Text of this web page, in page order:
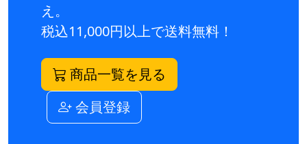
え。
税込11,000円以上で送料無料！
商品一覧を見る
会員登録